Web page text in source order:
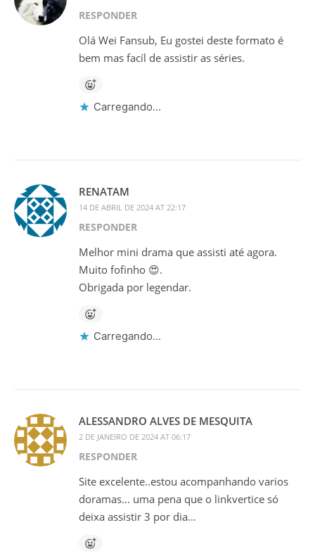
RESPONDER
Olá Wei Fansub, Eu gostei deste formato é
bem mas facíl de assistir as séries.
Carregando...
RENATAM
14 DE ABRIL DE 2024 AT 22:17
RESPONDER
Melhor mini drama que assisti até agora.
Muito fofinho 😍.
Obrigada por legendar.
Carregando...
ALESSANDRO ALVES DE MESQUITA
2 DE JANEIRO DE 2024 AT 06:17
RESPONDER
Site excelente..estou acompanhando varios
doramas… uma pena que o linkvertice só
deixa assistir 3 por dia…